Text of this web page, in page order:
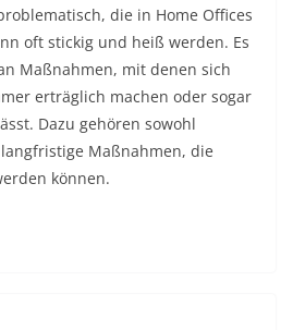
die in Home Offices
oft stickig und heiß werden. Es
Maßnahmen, mit denen sich
erträglich machen oder sogar
Dazu gehören sowohl
Maßnahmen, die
können.